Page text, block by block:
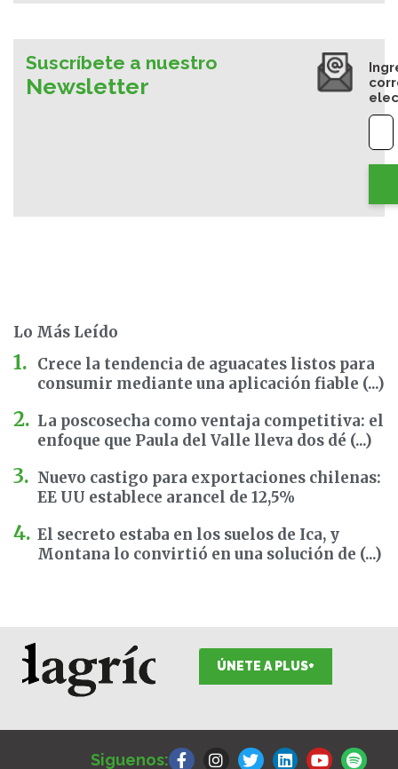
Suscríbete a nuestro
Newsletter
Lo Más Leído
Crece la tendencia de aguacates listos para
consumir mediante una aplicación fiable (...)
La poscosecha como ventaja competitiva: el
enfoque que Paula del Valle lleva dos dé (...)
Nuevo castigo para exportaciones chilenas:
EE UU establece arancel de 12,5%
El secreto estaba en los suelos de Ica, y
Montana lo convirtió en una solución de (...)
ÚNETE A PLUS+
Siguenos:
F
a
I
n
T
w
L
i
Y
o
S
p